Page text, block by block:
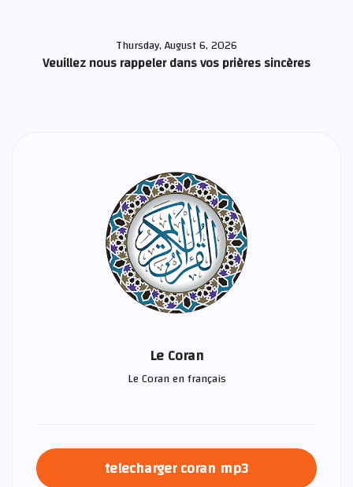
Thursday, August 6, 2026
Veuillez nous rappeler dans vos prières sincères
Le Coran
Le Coran en français
telecharger coran mp3